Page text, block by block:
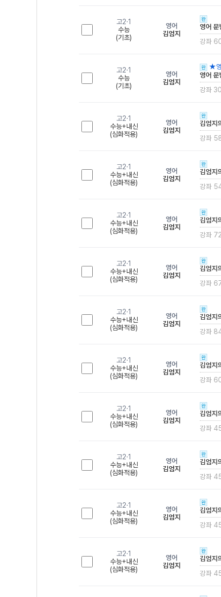
고2·1
수능
(기초)
영어
김엄지
완
영어
강좌
고2·1
수능
(기초)
영어
김엄지
완 ★
영어
강좌
고2·1
수능+내신
(심화적용)
영어
김엄지
완
김엄지
강좌
고2·1
수능+내신
(심화적용)
영어
김엄지
완
김엄지
강좌
고2·1
수능+내신
(심화적용)
영어
김엄지
완
김엄지
강좌
고2·1
수능+내신
(심화적용)
영어
김엄지
완
김엄지
강좌
고2·1
수능+내신
(심화적용)
영어
김엄지
완
김엄지
강좌
고2·1
수능+내신
(심화적용)
영어
김엄지
완
김엄지
강좌
고2·1
수능+내신
(심화적용)
영어
김엄지
완
김엄지
강좌
고2·1
수능+내신
(심화적용)
영어
김엄지
완
김엄지
강좌
고2·1
수능+내신
(심화적용)
영어
김엄지
완
김엄지
강좌
고2·1
수능+내신
(심화적용)
영어
김엄지
완
김엄지
강좌